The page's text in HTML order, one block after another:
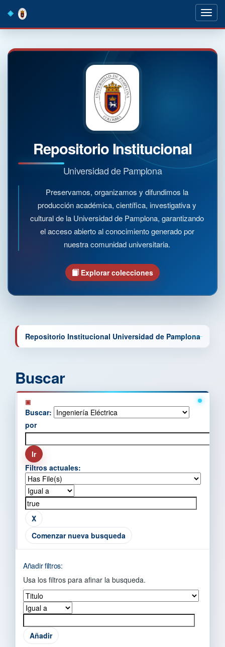
navigation
Repositorio Institucional
Universidad de Pamplona
Preservamos, organizamos y difundimos la
producción académica, científica, investigativa y
cultural de la Universidad de Pamplona, garantizando
el acceso abierto al conocimiento generado por
nuestra comunidad universitaria.
Explorar colecciones
Repositorio Institucional Universidad de Pamplona
Buscar
Buscar:
por
Filtros actuales:
Comenzar nueva busqueda
Añadir filtros:
Usa los filtros para afinar la busqueda.